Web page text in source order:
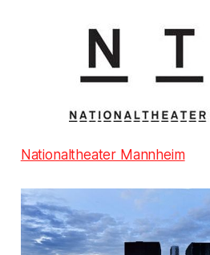
Nationaltheater Mannheim